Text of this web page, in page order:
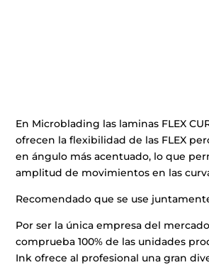
En Microblading las laminas FLEX
ofrecen la flexibilidad de las FLEX
en ángulo más acentuado, lo que
amplitud de movimientos en las
Recomendado que se use
Por ser la única empresa del
comprueba 100% de las unidades
Ink ofrece al profesional una gran